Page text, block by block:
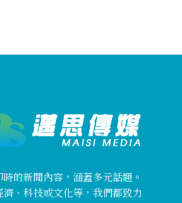
的新聞內容，涵蓋多元話題。
、科技或文化等，我們都致力